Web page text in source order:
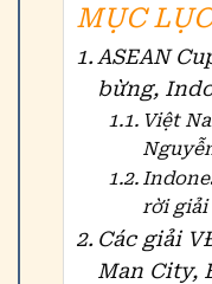
MỤC LỤC
ASEAN
bừng,
Việt
rời giải
Các giải
Man City,